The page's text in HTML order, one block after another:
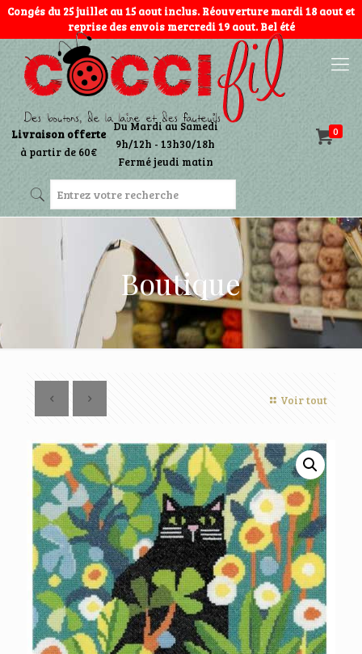
Congés du 25 juillet au 15 aout inclus. Réouverture mardi 18 aout et
reprise des envois mercredi 19 aout. Bel été
0
Livraison offerte
à partir de 60€
Du Mardi au Samedi
9h/12h - 13h30/18h
Fermé jeudi matin
Boutique
Voir tout